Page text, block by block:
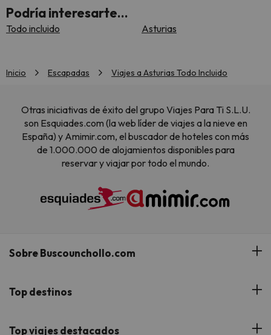
Podría interesarte...
Todo incluido Asturias
Inicio Escapadas Viajes a Asturias Todo Incluido
Otras iniciativas de éxito del grupo Viajes Para Ti S.L.U.
son Esquiades.com (la web líder de viajes a la nieve en
España) y Amimir.com, el buscador de hoteles con más
de 1.000.000 de alojamientos disponibles para
reservar y viajar por todo el mundo.
Sobre Buscounchollo.com
¿Quiénes somos?
Top destinos
Hoteles Andalucía
Top viajes destacados